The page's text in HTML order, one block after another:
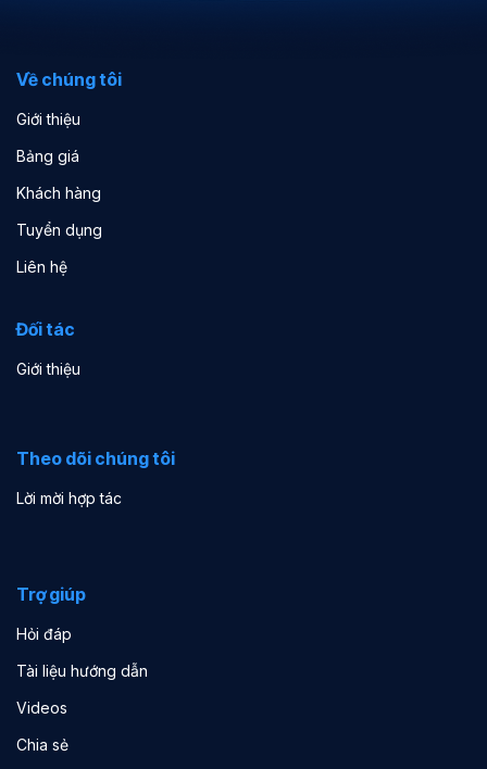
Về chúng tôi
Giới thiệu
Bảng giá
Khách hàng
Tuyển dụng
Liên hệ
Đối tác
Giới thiệu
Theo dõi chúng tôi
Lời mời hợp tác
Trợ giúp
Hỏi đáp
Tài liệu hướng dẫn
Videos
Chia sẻ